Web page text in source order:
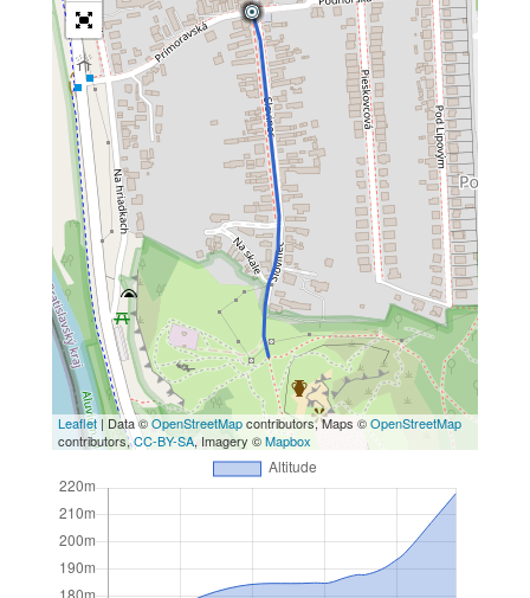
Leaflet | Data ©OpenStreetMapcontributors, Maps ©OpenStreetMap
contributors,CC-BY-SA, Imagery ©Mapbox